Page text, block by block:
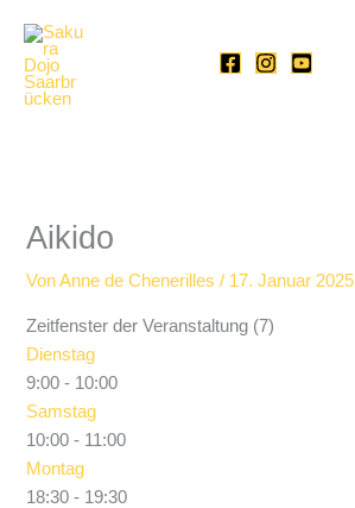
Inhalt
springen
Aikido
VonAnne de Chenerilles/ 17. Januar 2025
Zeitfenster der Veranstaltung (7)
Dienstag
9:00 - 10:00
Samstag
10:00 - 11:00
Montag
18:30 - 19:30